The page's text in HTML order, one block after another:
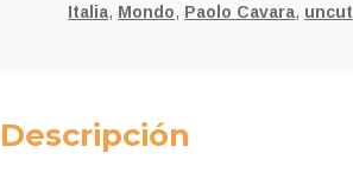
Italia, Mondo, Paolo Cavara, uncut
Descripción